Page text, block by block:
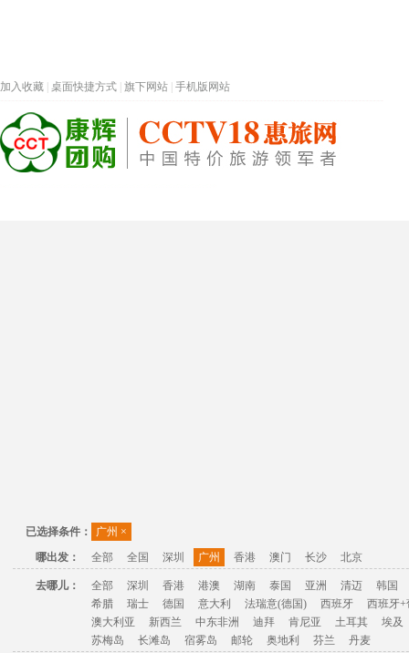
加入收藏 桌面快捷方式 旗下网站 手机版网站
已选择条件： 广州 ×
哪出发：
全部 全国 深圳 广州 香港 澳门 长沙 北京
去哪儿： 全部 深圳 香港 港澳 湖南 泰国 亚洲 清迈
韩国
希腊
瑞士 德国 意大利 法瑞意(德国) 西班牙
西班牙+
澳大利亚
新西兰 中东非洲 迪拜 肯尼亚 土耳其
埃及
苏梅岛
长滩岛 宿雾岛 邮轮 奥地利 芬兰 丹麦